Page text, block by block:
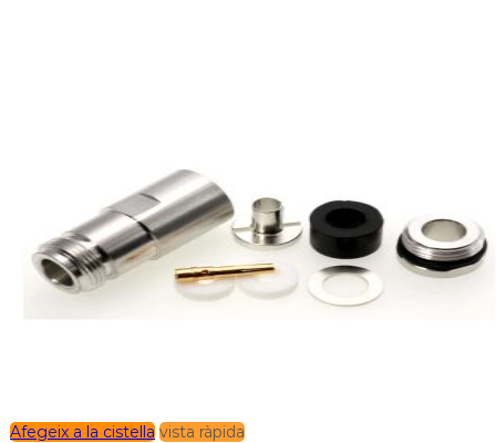
Afegeix a la cistella vista ràpida